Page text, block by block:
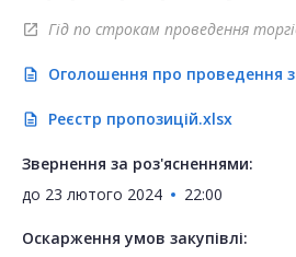
open_in_new Гід по строкам проведення
description Оголошення про проведення
description Реєстр пропозицій.xlsx
Звернення за роз'ясненнями:
до 23 лютого 2024 22:00
Оскарження умов закупівлі: